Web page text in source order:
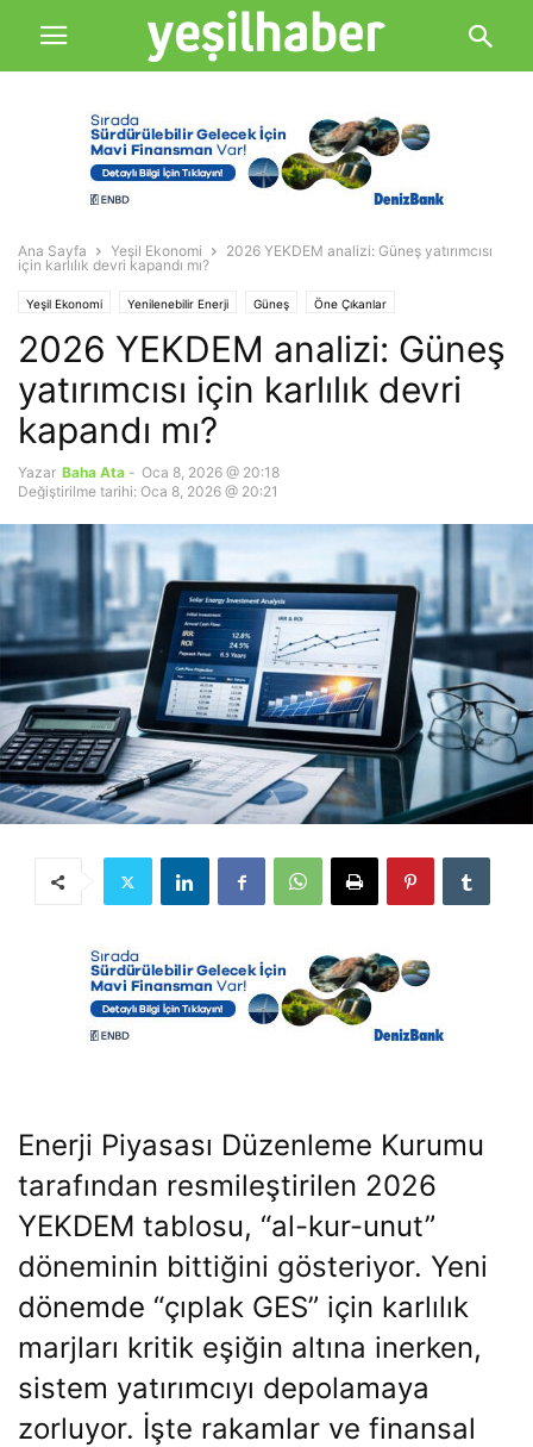
Ana Sayfa Yeşil Ekonomi
2026 YEKDEM analizi: Güneş yatırımcısı
için karlılık devri kapandı mı?
Yeşil Ekonomi Yenilenebilir Enerji Güneş Öne Çıkanlar
2026 YEKDEM analizi: Güneş
yatırımcısı için karlılık devri
kapandı mı?
Yazar Baha Ata - Oca 8, 2026 @ 20:18
Değiştirilme tarihi: Oca 8, 2026 @ 20:21
Enerji Piyasası Düzenleme Kurumu
tarafından resmileştirilen 2026
YEKDEM tablosu, “al-kur-unut”
döneminin bittiğini gösteriyor. Yeni
dönemde “çıplak GES” için karlılık
marjları kritik eşiğin altına inerken,
sistem yatırımcıyı depolamaya
zorluyor. İşte rakamlar ve finansal